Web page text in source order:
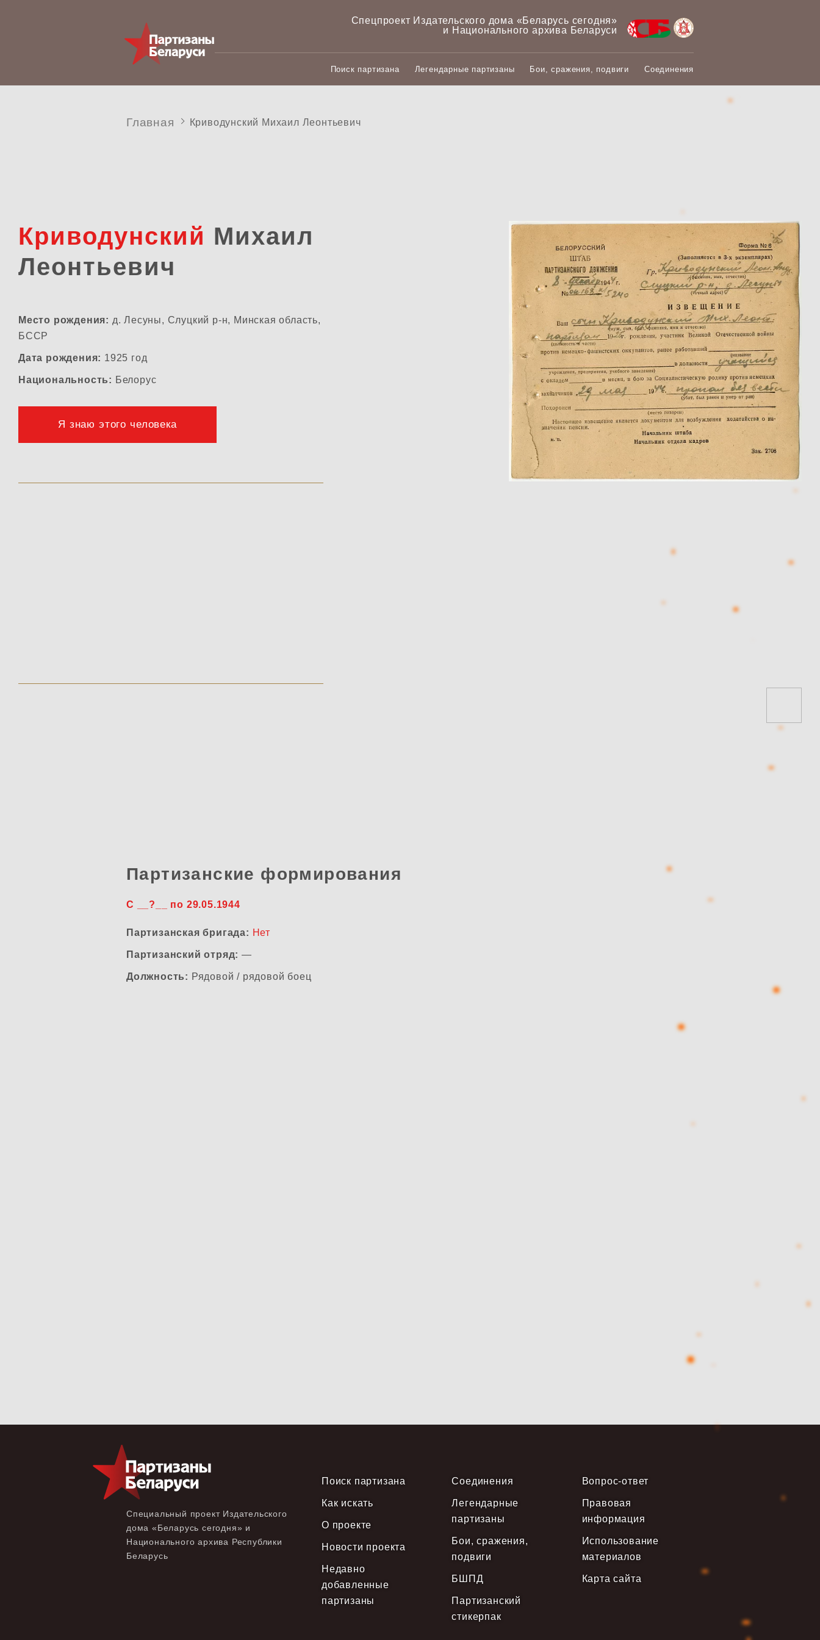
Спецпроект Издательского дома «‎Беларусь сегодня»
и Национального архива Беларуси
Поиск партизана Легендарные партизаны Бои, сражения, подвиги Соединения
Главная Криводунский Михаил Леонтьевич
Криводунский Михаил
Леонтьевич
Место рождения: д. Лесуны, Слуцкий р-н, Минская область,
БССР
Дата рождения: 1925 год
Национальность: Белорус
Я знаю этого человека
Партизанские формирования
С __?__ по 29.05.1944
Партизанская бригада: Нет
Партизанский отряд: —
Должность: Рядовой / рядовой боец
Специальный проект Издательского
дома «‎Беларусь сегодня» и
Национального архива Республики
Беларусь
Поиск партизана
Как искать
О проекте
Новости проекта
Недавно
добавленные
партизаны
Соединения
Легендарные
партизаны
Бои, сражения,
подвиги
БШПД
Партизанский
стикерпак
Вопрос-ответ
Правовая
информация
Использование
материалов
Карта сайта